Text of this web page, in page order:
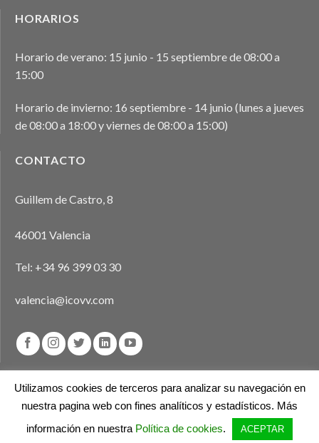
HORARIOS
Horario de verano: 15 junio - 15 septiembre de 08:00 a
15:00
Horario de invierno: 16 septiembre - 14 junio (lunes a jueves
de 08:00 a 18:00 y viernes de 08:00 a 15:00)
CONTACTO
Guillem de Castro, 8
46001 Valencia
Tel: +34 96 399 03 30
valencia@icovv.com
Aviso legal Política de privacidad Política de cookies
Utilizamos cookies de terceros para analizar su navegación en
nuestra pagina web con fines analíticos y estadísticos. Más
información en nuestra Política de cookies. ACEPTAR